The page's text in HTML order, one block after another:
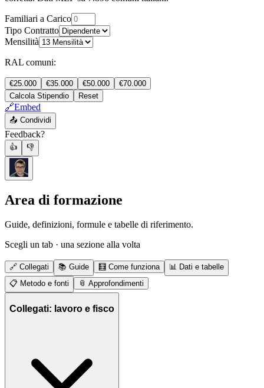
Familiari a Carico
Tipo Contratto
Mensilità
RAL comuni:
€25.000 €35.000 €50.000
€70.000
Calcola Stipendio
Reset
🔗Embed
📤 Condividi
Feedback?
👍 👎
Area di formazione
Guide, definizioni, formule e tabelle di riferimento.
Scegli un tab · una sezione alla volta
🔗 Collegati 📚 Guide 🧮 Come funziona 📊 Dati e tabelle
📋 Metodo e fonti 📎 Approfondimenti
Collegati: lavoro e fisco